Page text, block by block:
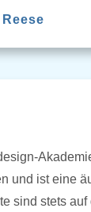
und ist eine
sind stets